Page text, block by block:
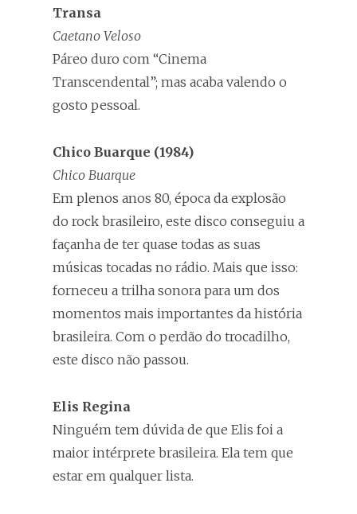
Transa
Caetano Veloso
Páreo duro com “Cinema
Transcendental”; mas acaba valendo o
gosto pessoal.
Chico Buarque (1984)
Chico Buarque
Em plenos anos 80, época da explosão
do rock brasileiro, este disco conseguiu a
façanha de ter quase todas as suas
músicas tocadas no rádio. Mais que isso:
forneceu a trilha sonora para um dos
momentos mais importantes da história
brasileira. Com o perdão do trocadilho,
este disco não passou.
Elis Regina
Ninguém tem dúvida de que Elis foi a
maior intérprete brasileira. Ela tem que
estar em qualquer lista.